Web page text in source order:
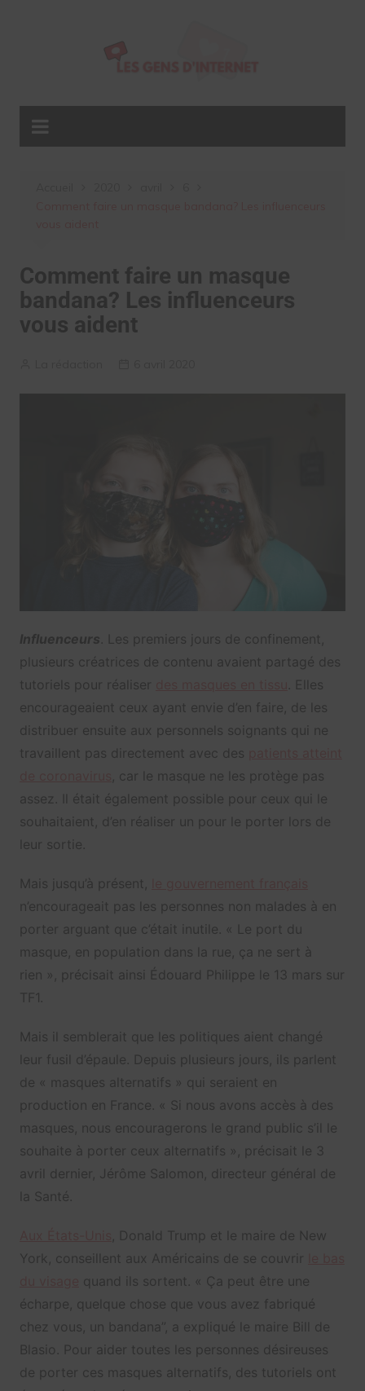
Comment faire un masque
bandana? Les influenceurs
vous aident
Influenceurs . Les premiers jours de confinement,
plusieurs créatrices de contenu avaient partagé des
tutoriels pour réaliser
. Elles
encourageaient ceux ayant envie d’en faire, de les
distribuer ensuite aux personnels soignants qui ne
travaillent pas directement avec des
, car le masque ne les protège pas
assez. Il était également possible pour ceux qui le
souhaitaient, d’en réaliser un pour le porter lors de
leur sortie.
Mais jusqu’à présent,
n’encourageait pas les personnes non malades à en
porter arguant que c’était inutile. « Le port du
masque, en population dans la rue, ça ne sert à
rien », précisait ainsi Édouard Philippe le 13 mars sur
TF1.
Mais il semblerait que les politiques aient changé
leur fusil d’épaule. Depuis plusieurs jours, ils parlent
de « masques alternatifs » qui seraient en
production en France. « Si nous avons accès à des
masques, nous encouragerons le grand public s’il le
souhaite à porter ceux alternatifs », précisait le 3
avril dernier, Jérôme Salomon, directeur général de
la Santé.
, Donald Trump et le maire de New
York, conseillent aux Américains de se couvrir
quand ils sortent. « Ça peut être une
écharpe, quelque chose que vous avez fabriqué
chez vous, un bandana”, a expliqué le maire Bill de
Blasio. Pour aider toutes les personnes désireuses
de porter ces masques alternatifs, des tutoriels ont